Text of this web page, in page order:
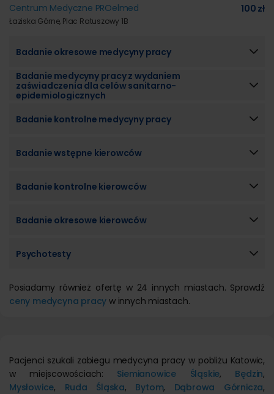
Centrum Medyczne PROelmed
Łaziska Górne, Plac Ratuszowy 1B
100 zł
Badanie okresowe medycyny pracy
Badanie medycyny pracy z wydaniem
zaświadczenia dla celów sanitarno-
epidemiologicznych
Badanie kontrolne medycyny pracy
Badanie wstępne kierowców
Badanie kontrolne kierowców
Badanie okresowe kierowców
Psychotesty
Posiadamy również ofertę w 24 innych miastach. Sprawdź
ceny medycyna pracy w innych miastach.
Pacjenci szukali zabiegu medycyna pracy w pobliżu Katowic,
w miejscowościach: Siemianowice Śląskie, Będzin,
Mysłowice, Ruda Śląska, Bytom, Dąbrowa Górnicza,